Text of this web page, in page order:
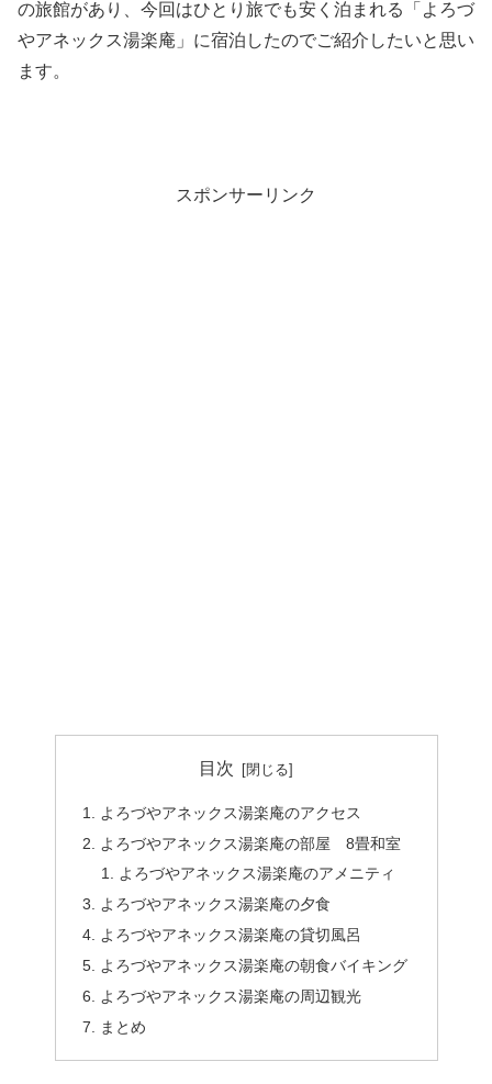
の旅館があり、今回はひとり旅でも安く泊まれる「よろづ
やアネックス湯楽庵」に宿泊したのでご紹介したいと思い
ます。
スポンサーリンク
目次
よろづやアネックス湯楽庵のアクセス
よろづやアネックス湯楽庵の部屋 8畳和室
よろづやアネックス湯楽庵のアメニティ
よろづやアネックス湯楽庵の夕食
よろづやアネックス湯楽庵の貸切風呂
よろづやアネックス湯楽庵の朝食バイキング
よろづやアネックス湯楽庵の周辺観光
まとめ